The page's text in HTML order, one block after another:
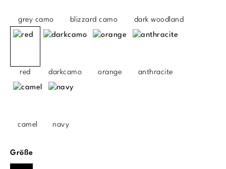
grey camo blizzard camo dark woodland
red darkcamo orange anthracite
camel navy
Größeauswählen